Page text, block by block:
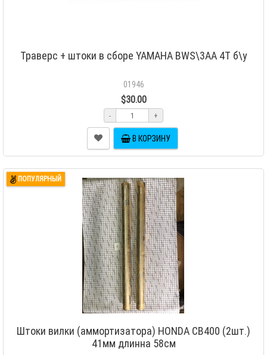
Траверс + штоки в сборе YAMAHA BWS\3AA 4T б\у
01946
$30.00
- +
В КОРЗИНУ
ПОПУЛЯРНЫЙ
Штоки вилки (аммортизатора) HONDA CB400 (2шт.)
41мм длинна 58см